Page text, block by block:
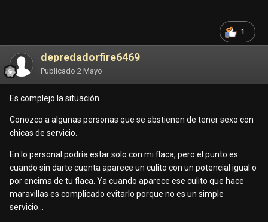
1
depredadorfire6469
Publicado 2 Mayo
Es complejo la situación..
Conozco a algunas personas que se abstienen de tener sexo con
chicas de servicio.
En lo personal podría estar solo con mi flaca, pero el punto es
cuando sin darte cuenta aparece un culito con un potencial igual o
por encima de tu flaca. Ya cuando aparece ese culito que hace
maravillas es complicado evitarlo porque no es un simple
servicio...